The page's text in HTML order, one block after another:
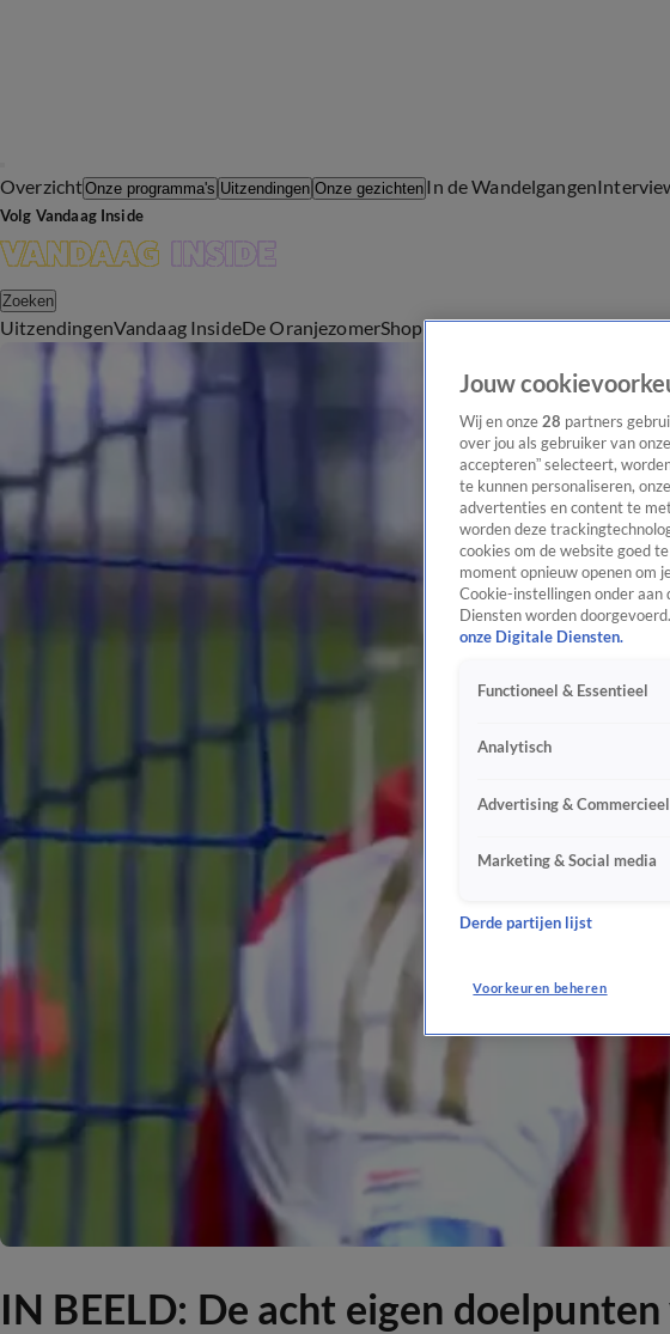
OverzichtOnze programma's Uitzendingen Onze gezichten In de Wandelgangen
Volg Vandaag Inside
Zoeken
UitzendingenVandaag InsideDe OranjezomerShopUitzending bijwonen
IN BEELD: De acht eigen
Jouw
Wij en onze 28 partners
over jou als gebruiker van
accepteren” selecteert,
te kunnen personaliseren,
advertenties en content te
worden deze
cookies om de website goed
moment opnieuw openen om
Cookie-instellingen onder aan
Diensten worden doorgevoerd.
onze Digitale Diensten.
Functioneel & Essentieel
Analytisch
Advertising & Commercieel
Marketing & Social media
Derde partijen lijst
Voorkeuren beheren